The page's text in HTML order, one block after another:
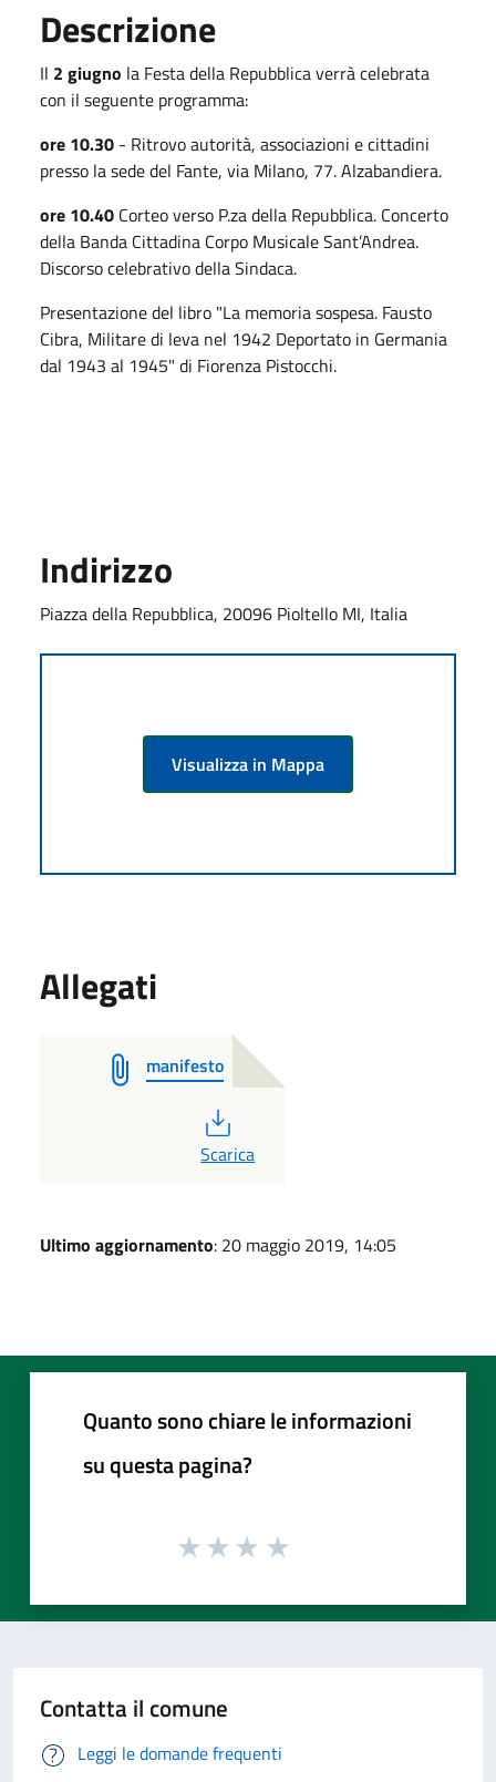
Descrizione
Il 2 giugno la Festa della Repubblica verrà celebrata
con il seguente programma:
ore 10.30 - Ritrovo autorità, associazioni e cittadini
presso la sede del Fante, via Milano, 77. Alzabandiera.
ore 10.40 Corteo verso P.za della Repubblica. Concerto
della Banda Cittadina Corpo Musicale Sant’Andrea.
Discorso celebrativo della Sindaca.
Presentazione del libro "La memoria sospesa. Fausto
Cibra, Militare di leva nel 1942 Deportato in Germania
dal 1943 al 1945" di Fiorenza Pistocchi.
Indirizzo
Piazza della Repubblica, 20096 Pioltello MI, Italia
Visualizza in Mappa
Allegati
manifesto
PDF
Scarica
Ultimo aggiornamento: 20 maggio 2019, 14:05
Quanto sono chiare le informazioni
su questa pagina?
Contatta il comune
Leggi le domande frequenti